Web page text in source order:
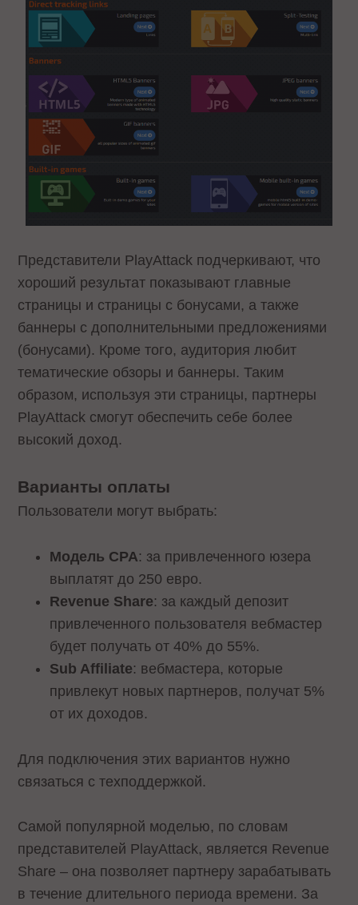
Представители PlayAttack подчеркивают, что
хороший результат показывают главные
страницы и страницы с бонусами, а также
баннеры с дополнительными предложениями
(бонусами). Кроме того, аудитория любит
тематические обзоры и баннеры. Таким
образом, используя эти страницы, партнеры
PlayAttack смогут обеспечить себе более
высокий доход.
Варианты оплаты
Пользователи могут выбрать:
Модель CPA: за привлеченного юзера
выплатят до 250 евро.
Revenue Share: за каждый депозит
привлеченного пользователя вебмастер
будет получать от 40% до 55%.
Sub Affiliate: вебмастера, которые
привлекут новых партнеров, получат 5%
от их доходов.
Для подключения этих вариантов нужно
связаться с техподдержкой.
Самой популярной моделью, по словам
представителей PlayAttack, является Revenue
Share – она позволяет партнеру зарабатывать
в течение длительного периода времени. За